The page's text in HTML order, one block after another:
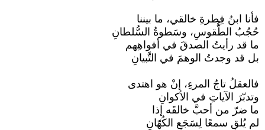
فأنا ابنُ فِطرةِ خالقي، ما بيننا
حُجُبُ الطُّقوسِ، وسَطوةُ السُّلطانِ
ما قد رأيتُ الصدقَ في أفواهِهم
بل قد وجدتُ الوهمَ في التَّبيانِ
فالعقلُ تاجُ المرءِ، إنْ هو اهتدى
وتدبّرَ الآياتِ في الأكوانِ
ما ضرّ من أحبَّ خالقَه إذا
لم يُلقِ سمعًا لِسَجَعِ الكُهّانِ